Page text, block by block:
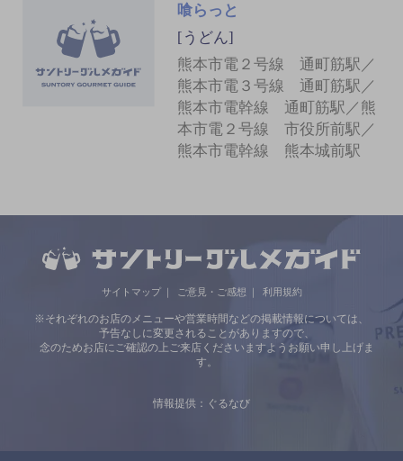
喰らっと
[うどん]
熊本市電２号線 通町筋駅／
熊本市電３号線 通町筋駅／
熊本市電幹線 通町筋駅／熊
本市電２号線 市役所前駅／
熊本市電幹線 熊本城前駅
サイトマップ ご意見・ご感想 利用規約
※それぞれのお店のメニューや営業時間などの掲載情報については、
予告なしに変更されることがありますので、
念のためお店にご確認の上ご来店くださいますようお願い申し上げま
す。
情報提供：ぐるなび